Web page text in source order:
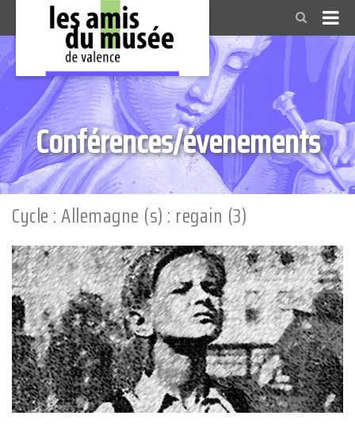
Conférences/évenements
Cycle : Allemagne (s) : regain (3)